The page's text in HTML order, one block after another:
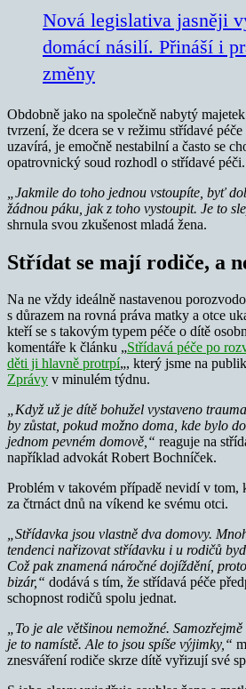
Nová legislativa jasněji
domácí násilí. Přináší i
změny
Obdobně jako na společně nabytý
tvrzení, že dcera se v režimu střídavé
uzavírá, je emočně nestabilní a často se
opatrovnický soud rozhodl o střídavé péči.
„Jakmile do toho jednou vstoupíte, byť
žádnou páku, jak z toho vystoupit. Je to
shrnula svou zkušenost mladá žena.
Střídat se mají rodiče, a
Na ne vždy ideálně nastavenou
s důrazem na rovná práva matky a otce
kteří se s takovým typem péče o dítě
komentáře k článku „Střídavá péče po
děti ji hlavně protrpí„, který jsme na
Zprávy v minulém týdnu.
„Když už je dítě bohužel vystaveno
by zůstat, pokud možno doma, kde bylo
jednom pevném domově,“ reaguje na
například advokát Robert Bochníček.
Problém v takovém případě nevidí v tom,
za čtrnáct dnů na víkend ke svému otci.
„Střídavka jsou vlastně dva domovy.
tendenci nařizovat střídavku i u rodičů
Což pak znamená náročné dojíždění,
bizár,“ dodává s tím, že střídavá péče
schopnost rodičů spolu jednat.
„To je ale většinou nemožné.
je to namístě. Ale to jsou spíše výjimky,“
znesváření rodiče skrze dítě vyřizují své